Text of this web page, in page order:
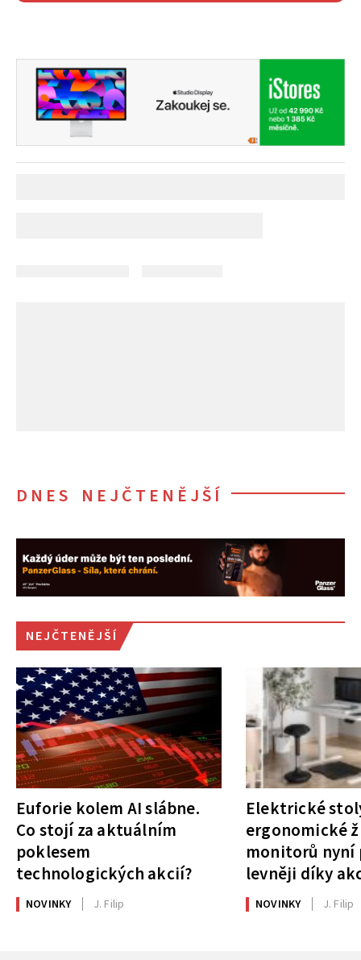
DNES NEJČTENĚJŠÍ
NEJČTENĚJŠÍ
Euforie kolem AI slábne.
Co stojí za aktuálním
poklesem
technologických akcií?
NOVINKY J. Filip
Elektrické
ergonomické
monitorů
levněji díky
NOVINKY J. Filip